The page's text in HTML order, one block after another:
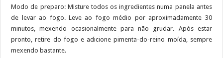
Modo de preparo: Misture todos os ingredientes numa panela antes
de levar ao fogo. Leve ao fogo médio por aproximadamente 30
minutos, mexendo ocasionalmente para não grudar. Após estar
pronto, retire do fogo e adicione pimenta-do-reino moída, sempre
mexendo bastante.